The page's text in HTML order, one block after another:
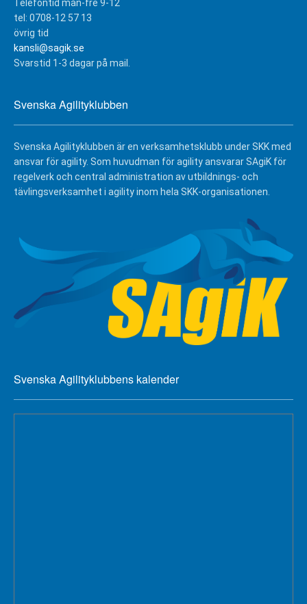
Telefontid mån-fre 9-12
tel: 0708-12 57 13
övrig tid
kansli@sagik.se
Svarstid 1-3 dagar på mail.
Svenska Agilityklubben
Svenska Agilityklubben är en verksamhetsklubb under SKK med
ansvar för agility. Som huvudman för agility ansvarar SAgiK för
regelverk och central administration av utbildnings- och
tävlingsverksamhet i agility inom hela SKK-organisationen.
Svenska Agilityklubbens kalender